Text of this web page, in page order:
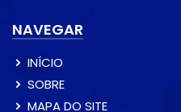
NAVEGAR
INÍCIO
SOBRE
MAPA DO SITE